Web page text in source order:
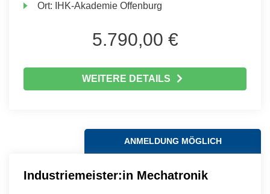
Ort: IHK-Akademie Offenburg
5.790,00 €
WEITERE DETAILS
ANMELDUNG MÖGLICH
Industriemeister:in Mechatronik